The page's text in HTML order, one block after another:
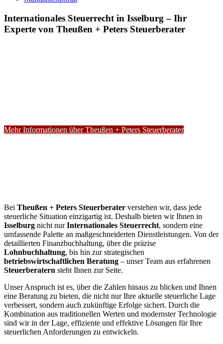
Internationales Steuerrecht in Isselburg – Ihr
Experte von Theußen + Peters Steuerberater
Mehr Informationen über Theußen + Peters Steuerberater
Bei Theußen + Peters Steuerberater verstehen wir, dass jede
steuerliche Situation einzigartig ist. Deshalb bieten wir Ihnen in
Isselburg nicht nurInternationales Steuerrecht, sondern eine
umfassende Palette an maßgeschneiderten Dienstleistungen. Von der
detaillierten Finanzbuchhaltung, über die präzise
Lohnbuchhaltung, bis hin zur strategischen
betriebswirtschaftlichen Beratung – unser Team aus erfahrenen
Steuerberatern steht Ihnen zur Seite.
Unser Anspruch ist es, über die Zahlen hinaus zu blicken und Ihnen
eine Beratung zu bieten, die nicht nur Ihre aktuelle steuerliche Lage
verbessert, sondern auch zukünftige Erfolge sichert. Durch die
Kombination aus traditionellen Werten und modernster Technologie
sind wir in der Lage, effiziente und effektive Lösungen für Ihre
steuerlichen Anforderungen zu entwickeln.